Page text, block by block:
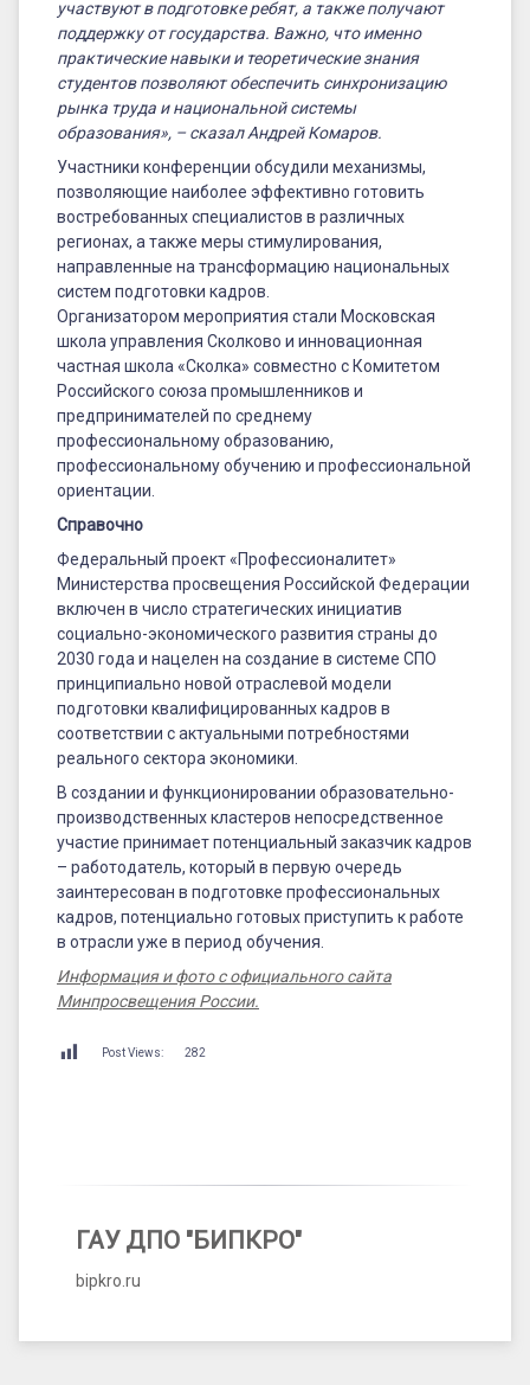
участвуют в подготовке ребят, а также получают
поддержку от государства. Важно, что именно
практические навыки и теоретические знания
студентов позволяют обеспечить синхронизацию
рынка труда и национальной системы
образования», – сказал Андрей Комаров.
Участники конференции обсудили механизмы,
позволяющие наиболее эффективно готовить
востребованных специалистов в различных
регионах, а также меры стимулирования,
направленные на трансформацию национальных
систем подготовки кадров.
Организатором мероприятия стали Московская
школа управления Сколково и инновационная
частная школа «Сколка» совместно с Комитетом
Российского союза промышленников и
предпринимателей по среднему
профессиональному образованию,
профессиональному обучению и профессиональной
ориентации.
Справочно
Федеральный проект «Профессионалитет»
Министерства просвещения Российской Федерации
включен в число стратегических инициатив
социально-экономического развития страны до
2030 года и нацелен на создание в системе СПО
принципиально новой отраслевой модели
подготовки квалифицированных кадров в
соответствии с актуальными потребностями
реального сектора экономики.
В создании и функционировании образовательно-
производственных кластеров непосредственное
участие принимает потенциальный заказчик кадров
– работодатель, который в первую очередь
заинтересован в подготовке профессиональных
кадров, потенциально готовых приступить к работе
в отрасли уже в период обучения.
Информация и фото с официального сайта
Минпросвещения России.
Post Views: 282
ГАУ ДПО "БИПКРО"
bipkro.ru